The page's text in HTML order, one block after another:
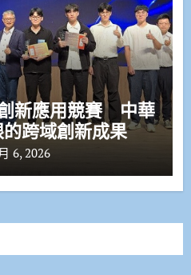
新應用競賽 中華
跨域創新成果
6, 2026